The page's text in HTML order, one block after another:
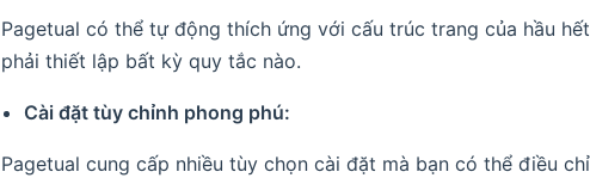
Pagetual có thể tự động thích ứng với cấu trúc trang của hầu
phải thiết lập bất kỳ quy tắc nào.
Cài đặt tùy chỉnh phong phú:
Pagetual cung cấp nhiều tùy chọn cài đặt mà bạn có thể điều